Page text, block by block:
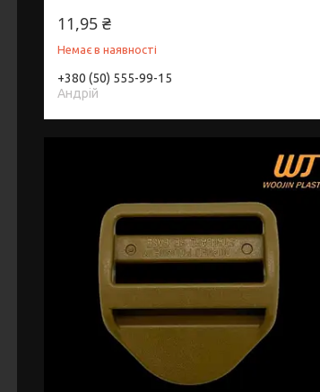
11,95 ₴
Немає в наявності
+380 (50) 555-99-15
Андрій